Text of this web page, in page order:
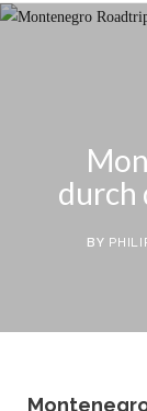
durch
BY